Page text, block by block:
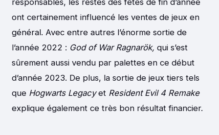
responsables, les restes des fêtes de fin d’année
ont certainement influencé les ventes de jeux en
général. Avec entre autres l’énorme sortie de
l’année 2022 : God of War Ragnarök, qui s’est
sûrement aussi vendu par palettes en ce début
d’année 2023. De plus, la sortie de jeux tiers tels
que Hogwarts Legacyet Resident Evil 4 Remake
explique également ce très bon résultat financier.